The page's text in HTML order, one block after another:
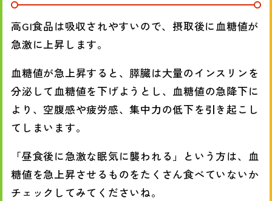
高GI食品は吸収されやすいので、摂取後に血糖値が
急激に上昇します。
血糖値が急上昇すると、膵臓は大量のインスリンを
分泌して血糖値を下げようとし、血糖値の急降下に
より、空腹感や疲労感、集中力の低下を引き起こし
てしまいます。
「昼食後に急激な眠気に襲われる」という方は、血
糖値を急上昇させるものをたくさん食べていないか
チェックしてみてくださいね。